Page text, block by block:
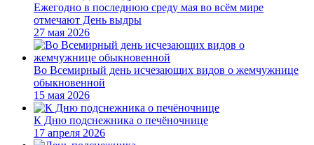
Ежегодно в последнюю среду мая во всём мире
отмечают День выдры
27 мая 2026
Во Всемирный день исчезающих видов о жемчужнице
обыкновенной
15 мая 2026
К Дню подснежника о печёночнице
17 апреля 2026